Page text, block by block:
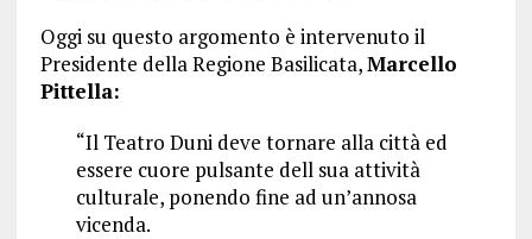
Oggi su questo argomento è intervenuto il
Presidente della Regione Basilicata,Marcello
Pittella:
“Il Teatro Duni deve tornare alla città ed
essere cuore pulsante dell sua attività
culturale, ponendo fine ad un’annosa
vicenda.